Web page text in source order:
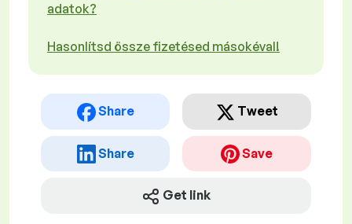
adatok?
Hasonlítsd össze fizetésed másokéval!
Share Tweet
Share Save
Get link